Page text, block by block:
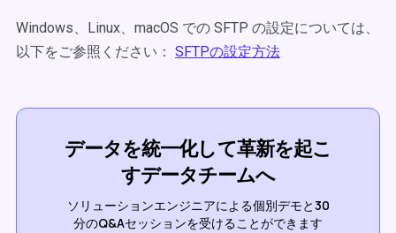
Windows、Linux、macOS での SFTP の設定については、
以下をご参照ください： SFTPの設定方法
データを統一化して革新を起こ
すデータチームへ
ソリューションエンジニアによる個別デモと30
分のQ&Aセッションを受けることができます